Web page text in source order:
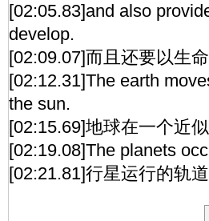
[02:05.83]and also
develop.
[02:09.07]而且还要以生
[02:12.31]The earth
the sun.
[02:15.69]地球在一个近
[02:19.08]The planets
[02:21.81]行星运行的轨